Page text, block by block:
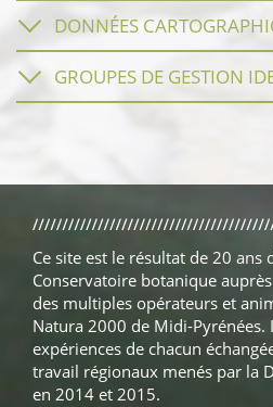
DONNÉES
GROUPES DE GESTION
Ce site est le résultat de 20 ans
Conservatoire botanique
des multiples opérateurs et
Natura 2000 de Midi-Pyrénées.
expériences de chacun
travail régionaux menés par la
en 2014 et 2015.